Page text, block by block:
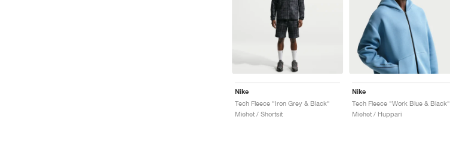
Nike
Tech Fleece "Iron Grey & Black"
Miehet / Shortsit
Nike
Tech Fleece "Work Blue & Black"
Miehet / Huppari